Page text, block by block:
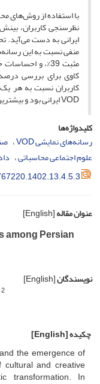
با استفاده از روش‌های
ایرانی به دست می‌آید.
کاربران نسبت به هر
VOD ایرانی بود و بیشترین توجه کاربران را به خود جلب کرده است.
کلیدواژه‌ها
رسانه‌های نمایشی VOD
علوم اجتماعی محاسباتی
عنوان مقاله[English]
among Persian
نویسندگان[English]
2
چکیده[English]
the emergence of
cultural and creative
transformation. In